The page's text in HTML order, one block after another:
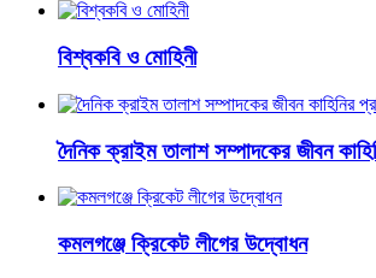
বিশ্বকবি ও মোহিনী
দৈনিক ক্রাইম তালাশ সম্পাদকের জীবন
কমলগঞ্জে ক্রিকেট লীগের উদ্বোধন